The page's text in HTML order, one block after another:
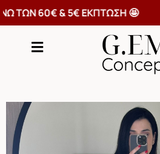
ΑΝΩ ΤΩΝ 60€ & 5€ ΕΚΠΤΩΣΗ 🤩